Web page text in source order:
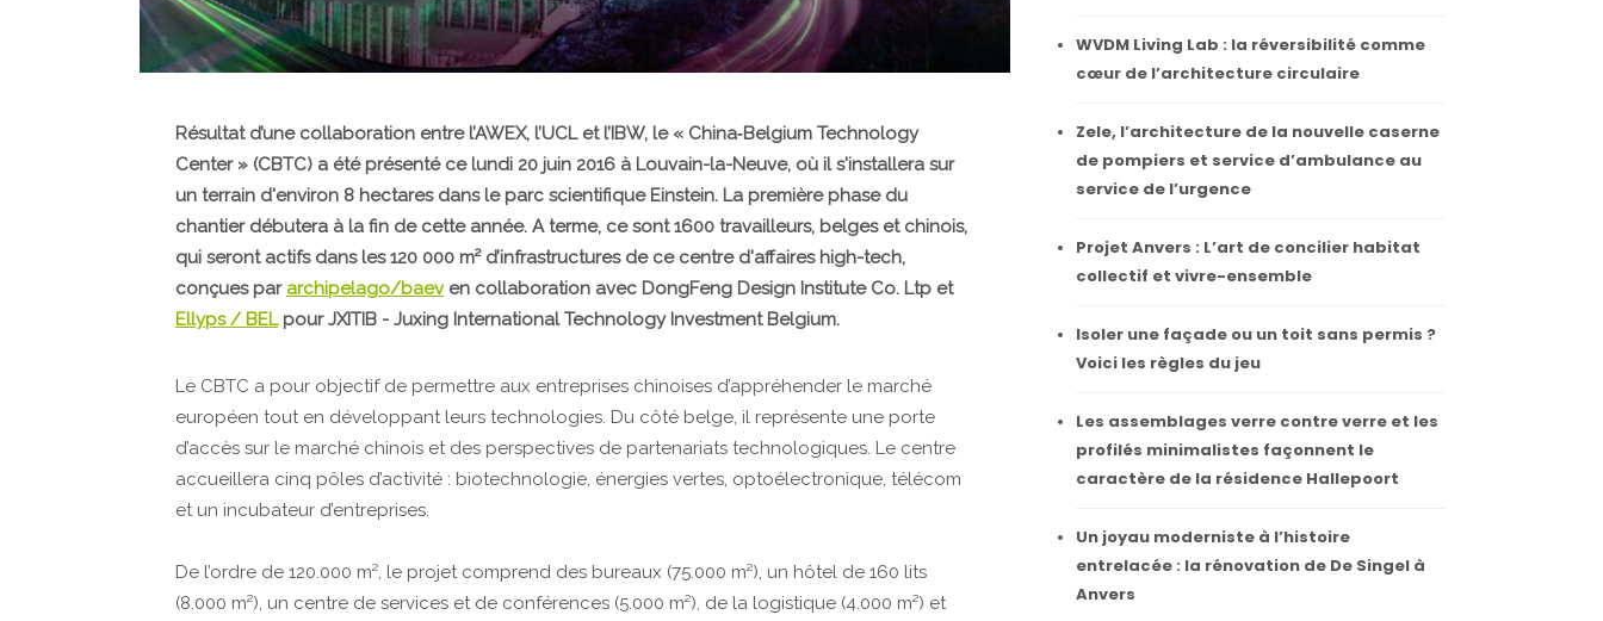
Résultat d’une collaboration entre l’AWEX, l’UCL et l’IBW, le « China‑Belgium Technology
Center » (CBTC) a été présenté ce lundi 20 juin 2016 à Louvain-la-Neuve, où il s'installera sur
un terrain d'environ 8 hectares dans le parc scientifique Einstein. La première phase du
chantier débutera à la fin de cette année. A terme, ce sont 1600 travailleurs, belges et chinois,
qui seront actifs dans les 120 000 m² d’infrastructures de ce centre d'affaires high-tech,
conçues par archipelago/baeven collaboration avec DongFeng Design Institute Co. Ltp et
Ellyps / BELpour JXITIB - Juxing International Technology Investment Belgium.
Le CBTC a pour objectif de permettre aux entreprises chinoises d’appréhender le marché
européen tout en développant leurs technologies. Du côté belge, il représente une porte
d’accès sur le marché chinois et des perspectives de partenariats technologiques. Le centre
accueillera cinq pôles d’activité : biotechnologie, énergies vertes, optoélectronique, télécom
et un incubateur d’entreprises.
De l’ordre de 120.000 m², le projet comprend des bureaux (75.000 m²), un hôtel de 160 lits
(8.000 m²), un centre de services et de conférences (5.000 m²), de la logistique (4.000 m²) et
WVDM Living Lab : la réversibilité comme
cœur de l’architecture circulaire
Zele, l’architecture de la nouvelle caserne
de pompiers et service d’ambulance au
service de l’urgence
Projet Anvers : L’art de concilier habitat
collectif et vivre-ensemble
Isoler une façade ou un toit sans permis ?
Voici les règles du jeu
Les assemblages verre contre verre et les
profilés minimalistes façonnent le
caractère de la résidence Hallepoort
Un joyau moderniste à l’histoire
entrelacée : la rénovation de De Singel à
Anvers